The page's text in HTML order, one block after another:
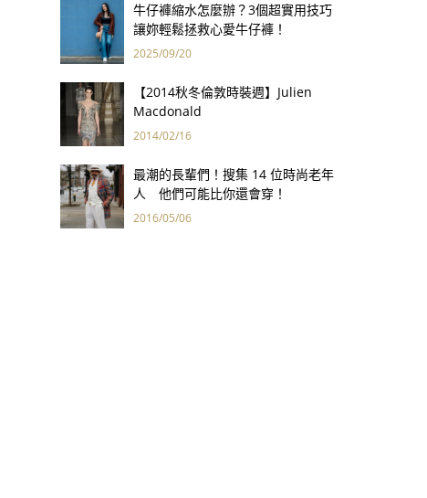
牛仔褲縮水怎麼辦？3個超實用技巧
讓妳輕鬆拯救心愛牛仔褲！
2025/09/20
【2014秋冬倫敦時裝週】Julien
Macdonald
2014/02/16
最潮的長輩們！搜集 14 位時尚老年
人 他們可能比你還會穿！
2016/05/06